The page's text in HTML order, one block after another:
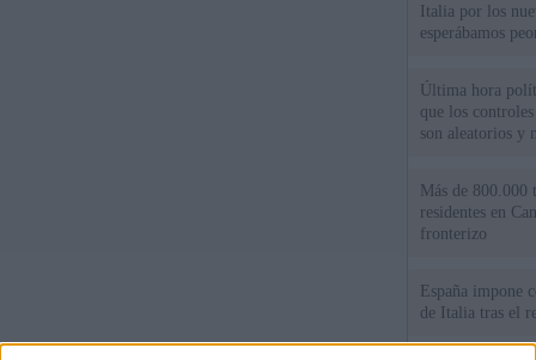
Italia por los
esperábamos
Última hora
que los
son aleatorios y
Más de 800.000
residentes en
fronterizo
España impone
de Italia tras el